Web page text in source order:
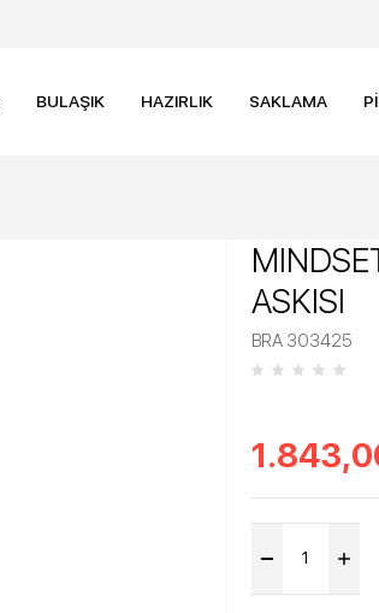
BULAŞIK HAZIRLIK SAKLAMA
ASKISI
BRA 303425